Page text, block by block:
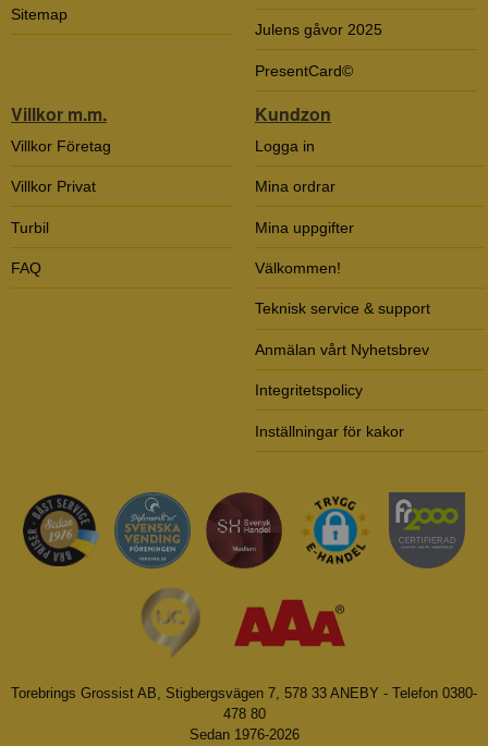
Sitemap
Julens gåvor 2025
PresentCard©
Villkor m.m.
Villkor Företag
Villkor Privat
Turbil
FAQ
Kundzon
Logga in
Mina ordrar
Mina uppgifter
Välkommen!
Teknisk service & support
Anmälan vårt Nyhetsbrev
Integritetspolicy
Inställningar för kakor
Torebrings Grossist AB, Stigbergsvägen 7, 578 33 ANEBY - Telefon 0380-
478 80
Sedan 1976-2026